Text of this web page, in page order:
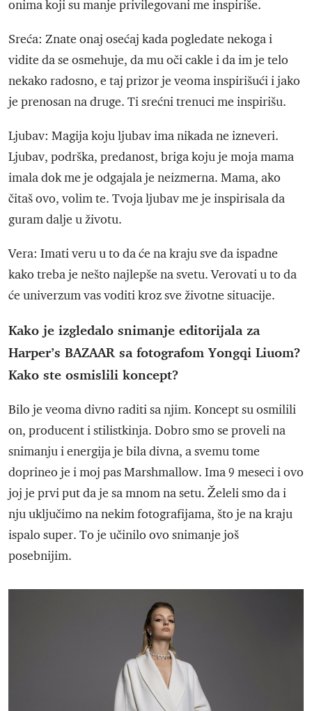
onima koji su manje privilegovani me inspiriše.
Sreća: Znate onaj osećaj kada pogledate nekoga i
vidite da se osmehuje, da mu oči cakle i da im je telo
nekako radosno, e taj prizor je veoma inspirišući i jako
je prenosan na druge. Ti srećni trenuci me inspirišu.
Ljubav: Magija koju ljubav ima nikada ne izneveri.
Ljubav, podrška, predanost, briga koju je moja mama
imala dok me je odgajala je neizmerna. Mama, ako
čitaš ovo, volim te. Tvoja ljubav me je inspirisala da
guram dalje u životu.
Vera: Imati veru u to da će na kraju sve da ispadne
kako treba je nešto najlepše na svetu. Verovati u to da
će univerzum vas voditi kroz sve životne situacije.
Kako je izgledalo snimanje editorijala za
Harper’s BAZAAR sa fotografom Yongqi Liuom?
Kako ste osmislili koncept?
Bilo je veoma divno raditi sa njim. Koncept su osmilili
on, producent i stilistkinja. Dobro smo se proveli na
snimanju i energija je bila divna, a svemu tome
doprineo je i moj pas Marshmallow. Ima 9 meseci i ovo
joj je prvi put da je sa mnom na setu. Želeli smo da i
nju uključimo na nekim fotografijama, što je na kraju
ispalo super. To je učinilo ovo snimanje još
posebnijim.